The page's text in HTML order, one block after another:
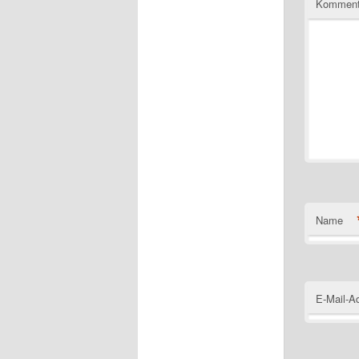
Name
E-Mail-